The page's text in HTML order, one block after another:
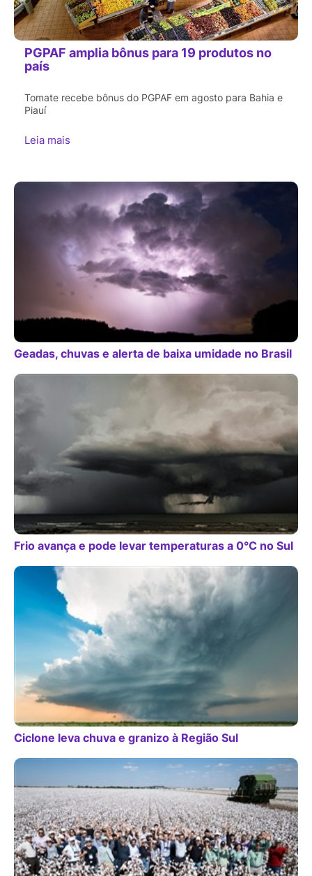
PGPAF amplia bônus para 19 produtos no
país
Tomate recebe bônus do PGPAF em agosto para Bahia e
Piauí
Leia mais
Geadas, chuvas e alerta de baixa umidade no Brasil
Frio avança e pode levar temperaturas a 0°C no Sul
Ciclone leva chuva e granizo à Região Sul